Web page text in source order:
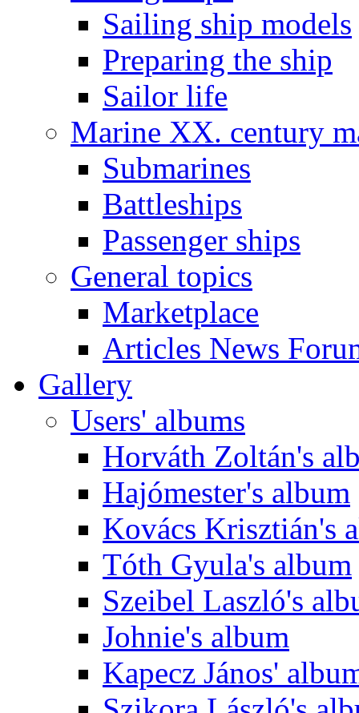
Sailing ship models
Preparing the ship
Sailor life
Marine XX. century
Submarines
Battleships
Passenger ships
General topics
Marketplace
Articles News
Gallery
Users' albums
Horváth Zoltán's
Hajómester's album
Kovács Krisztián's
Tóth Gyula's album
Szeibel Laszló's
Johnie's album
Kapecz János'